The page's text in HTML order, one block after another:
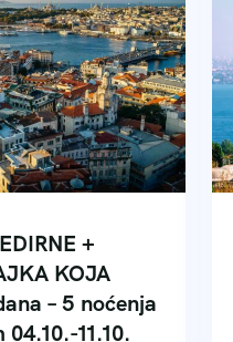
+
KOJA
– 5 noćenja
11.10.